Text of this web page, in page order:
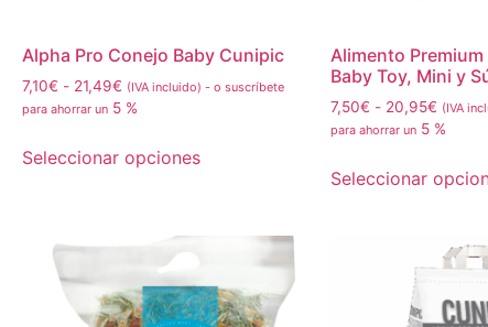
Alpha Pro Conejo Baby Cunipic
7,10€ - 21,49€ (IVA incluido) - o suscríbete
para ahorrar un 5 %
Seleccionar opciones
Alimento
Baby Toy, Mini y
7,50€ - 20,95€ (IVA
para ahorrar un 5 %
Seleccionar